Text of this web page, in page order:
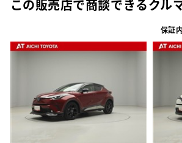
この販売店で商談できるクル
保証